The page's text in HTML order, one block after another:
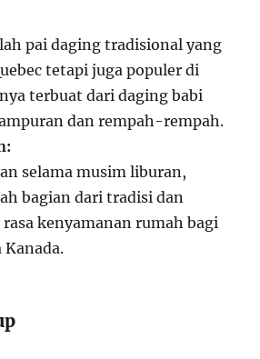
pai daging tradisional yang
tetapi juga populer di
terbuat dari daging babi
dan rempah-rempah.
selama musim liburan,
bagian dari tradisi dan
kenyamanan rumah bagi
Kanada.